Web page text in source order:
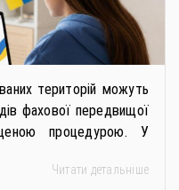
територій можуть
фахової передвищої
процедурою. У
можливість здобувати
Читати детальніше